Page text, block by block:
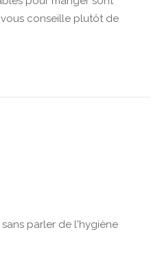
conseille plutôt de
parler de l'hygiène